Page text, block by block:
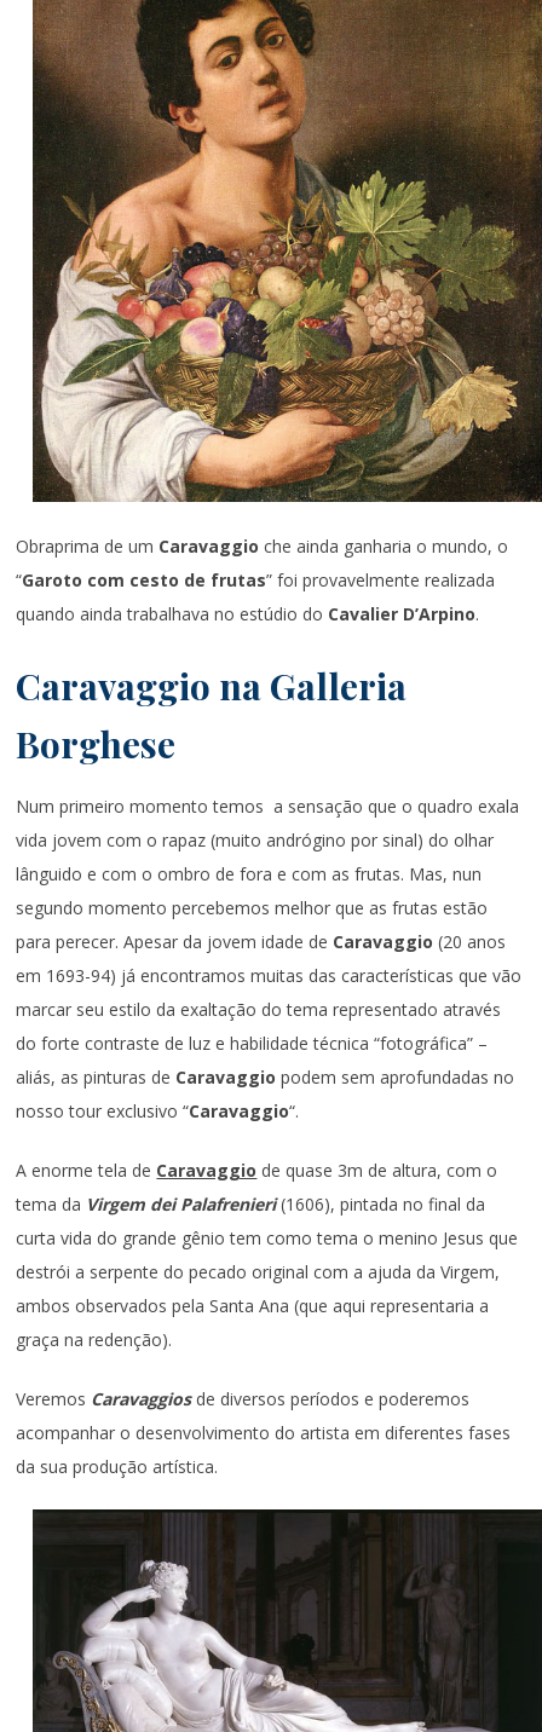
Obraprima de um Caravaggioche ainda ganharia o mundo, o
“Garoto com cesto de frutas” foi provavelmente realizada
quando ainda trabalhava no estúdio do Cavalier D’Arpino.
Caravaggio na Galleria
Borghese
Num primeiro momento temos a sensação que o quadro exala
vida jovem com o rapaz (muito andrógino por sinal) do olhar
lânguido e com o ombro de fora e com as frutas. Mas, nun
segundo momento percebemos melhor que as frutas estão
para perecer. Apesar da jovem idade de Caravaggio (20 anos
em 1693-94) já encontramos muitas das características que vão
marcar seu estilo da exaltação do tema representado através
do forte contraste de luz e habilidade técnica “fotográfica” –
aliás, as pinturas de Caravaggiopodem sem aprofundadas no
nosso tour exclusivo “Caravaggio“.
A enorme tela de Caravaggio de quase 3m de altura, com o
tema da Virgem dei Palafrenieri(1606), pintada no final da
curta vida do grande gênio tem como tema o menino Jesus que
destrói a serpente do pecado original com a ajuda da Virgem,
ambos observados pela Santa Ana (que aqui representaria a
graça na redenção).
Veremos Caravaggiosde diversos períodos e poderemos
acompanhar o desenvolvimento do artista em diferentes fases
da sua produção artística.